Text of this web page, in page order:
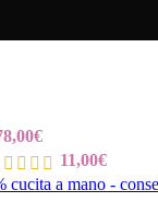
€
11,00€
a mano -